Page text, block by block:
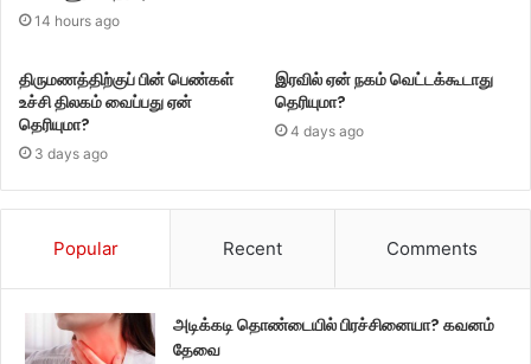
14 hours ago
திருமணத்திற்குப் பின் பெண்கள்
உச்சி திலகம் வைப்பது ஏன்
தெரியுமா?
3 days ago
இரவில் ஏன் நகம் வெட்டக்கூடாது
தெரியுமா?
4 days ago
Popular Recent Comments
அடிக்கடி தொண்டையில் பிரச்சினையா? கவனம்
தேவை